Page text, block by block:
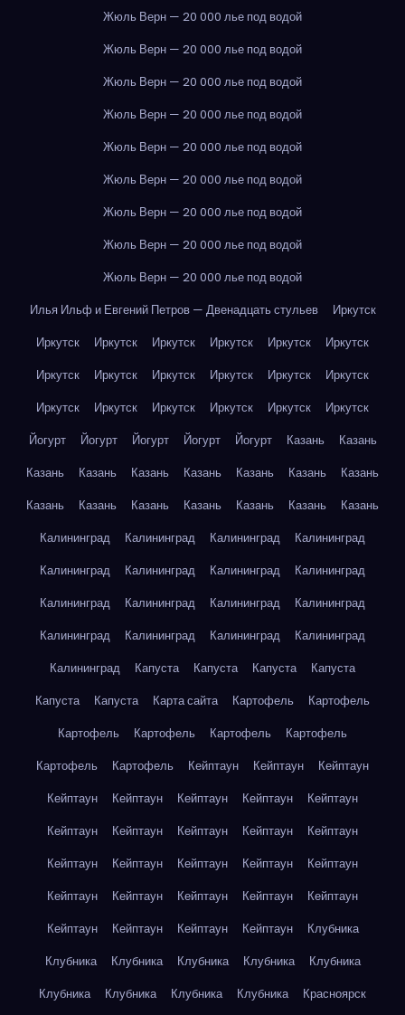
Жюль Верн — 20 000 лье под водой
Жюль Верн — 20 000 лье под водой
Жюль Верн — 20 000 лье под водой
Жюль Верн — 20 000 лье под водой
Жюль Верн — 20 000 лье под водой
Жюль Верн — 20 000 лье под водой
Жюль Верн — 20 000 лье под водой
Жюль Верн — 20 000 лье под водой
Жюль Верн — 20 000 лье под водой
Илья Ильф и Евгений Петров — Двенадцать стульев
Иркутск
Иркутск
Иркутск Иркутск Иркутск Иркутск
Иркутск
Иркутск
Иркутск Иркутск Иркутск Иркутск
Иркутск
Иркутск
Иркутск Иркутск Иркутск Иркутск
Иркутск
Йогурт
Йогурт Йогурт Йогурт Йогурт Казань
Казань
Казань
Казань Казань Казань Казань Казань
Казань
Казань
Казань Казань Казань Казань Казань
Казань
Калининград
Калининград Калининград
Калининград
Калининград
Калининград Калининград
Калининград
Калининград
Калининград Калининград
Калининград
Калининград
Калининград Калининград
Калининград
Калининград
Капуста Капуста Капуста
Капуста
Капуста
Капуста Карта сайта Картофель
Картофель
Картофель
Картофель Картофель
Картофель
Картофель
Картофель Кейптаун Кейптаун
Кейптаун
Кейптаун
Кейптаун Кейптаун Кейптаун
Кейптаун
Кейптаун
Кейптаун Кейптаун Кейптаун
Кейптаун
Кейптаун
Кейптаун Кейптаун Кейптаун
Кейптаун
Кейптаун
Кейптаун Кейптаун Кейптаун
Кейптаун
Кейптаун
Кейптаун Кейптаун Кейптаун
Клубника
Клубника
Клубника Клубника Клубника
Клубника
Клубника
Клубника Клубника Клубника
Красноярск